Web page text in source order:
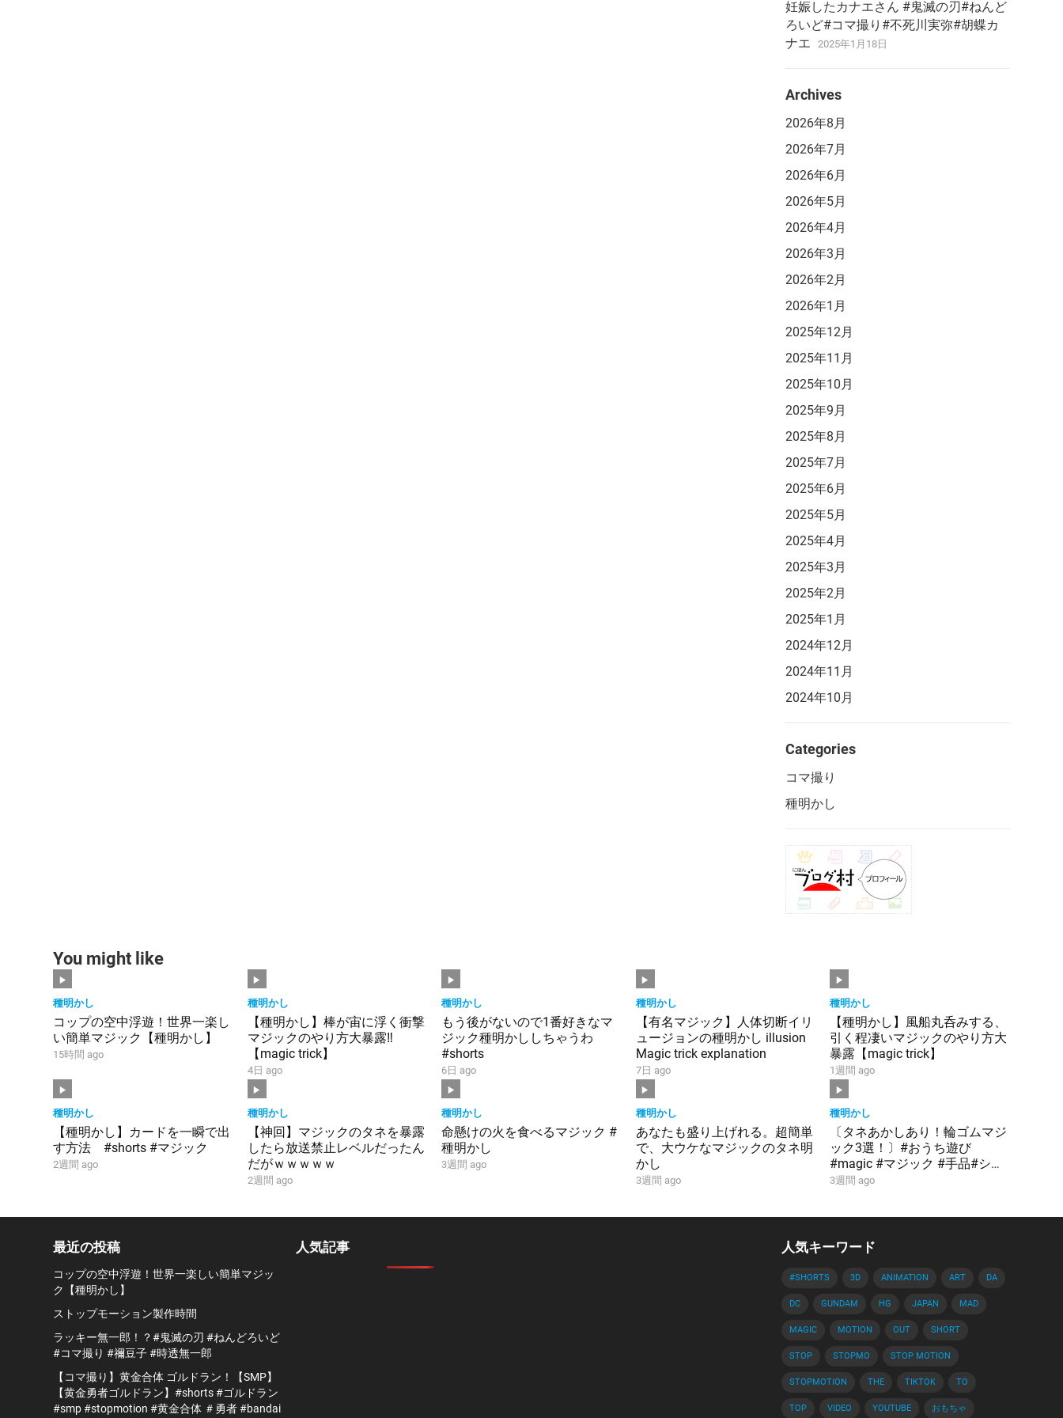
妊娠したカナエさん #鬼滅の刃#ねんど
ろいど#コマ撮り#不死川実弥#胡蝶カ
ナエ
2025年1月18日
Archives
2026年8月
2026年7月
2026年6月
2026年5月
2026年4月
2026年3月
2026年2月
2026年1月
2025年12月
2025年11月
2025年10月
2025年9月
2025年8月
2025年7月
2025年6月
2025年5月
2025年4月
2025年3月
2025年2月
2025年1月
2024年12月
2024年11月
2024年10月
Categories
コマ撮り
種明かし
You might like
種明かし
コップの空中浮遊！世界一楽し
い簡単マジック【種明かし】
15時間 ago
種明かし
【種明かし】棒が宙に浮く衝撃
マジックのやり方大暴露‼️
【magic trick】
4日 ago
種明かし
もう後がないので1番好きなマ
ジック種明かししちゃうわ
#shorts
6日 ago
種明かし
【有名マジック】人体切断イリ
ュージョンの種明かし illusion
Magic trick explanation
7日 ago
種明かし
【種明かし】風船丸呑みする、
引く程凄いマジックのやり方大
暴露【magic trick】
1週間 ago
種明かし
【種明かし】カードを一瞬で出
す方法 #shorts #マジック
2週間 ago
種明かし
【神回】マジックのタネを暴露
したら放送禁止レベルだったん
だがｗｗｗｗｗ
2週間 ago
種明かし
命懸けの火を食べるマジック #
種明かし
3週間 ago
種明かし
あなたも盛り上げれる。超簡単
で、大ウケなマジックのタネ明
かし
3週間 ago
種明かし
〔タネあかしあり！輪ゴムマジ
ック3選！〕#おうち遊び
#magic #マジック #手品#ショ
ート
3週間 ago
最近の投稿
コップの空中浮遊！世界一楽しい簡単マジッ
ク【種明かし】
ストップモーション製作時間
ラッキー無一郎！？#鬼滅の刃 #ねんどろいど
#コマ撮り #禰豆子 #時透無一郎
【コマ撮り】黄金合体 ゴルドラン！【SMP】
【黄金勇者ゴルドラン】#shorts #ゴルドラン
#smp #stopmotion #黄金合体 ＃勇者 #bandai
人気記事 人気キーワード
#SHORTS 3D ANIMATION ART DA
DC GUNDAM HG JAPAN MAD
MAGIC MOTION OUT SHORT
STOP STOPMO STOP MOTION
STOPMOTION THE TIKTOK TO
TOP VIDEO YOUTUBE おもちゃ